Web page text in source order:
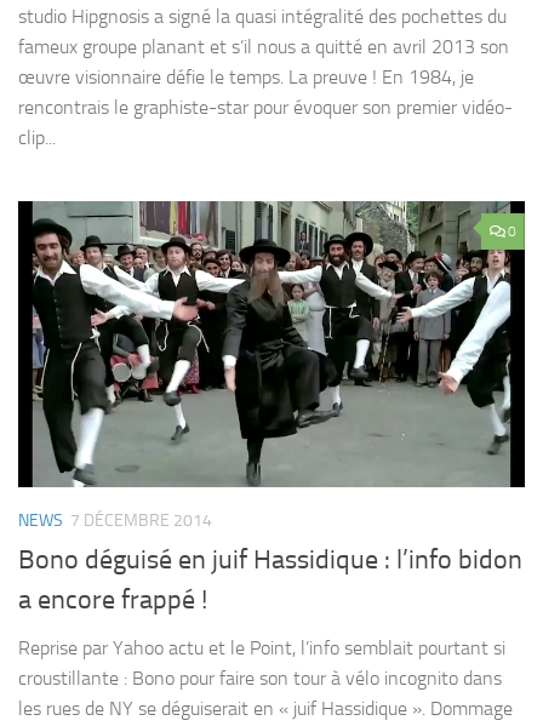
studio Hipgnosis a signé la quasi intégralité des pochettes du
fameux groupe planant et s’il nous a quitté en avril 2013 son
œuvre visionnaire défie le temps. La preuve ! En 1984, je
rencontrais le graphiste-star pour évoquer son premier vidéo-
clip...
0
NEWS 7 DÉCEMBRE 2014
Bono déguisé en juif Hassidique : l’info bidon
a encore frappé !
Reprise par Yahoo actu et le Point, l’info semblait pourtant si
croustillante : Bono pour faire son tour à vélo incognito dans
les rues de NY se déguiserait en « juif Hassidique ». Dommage